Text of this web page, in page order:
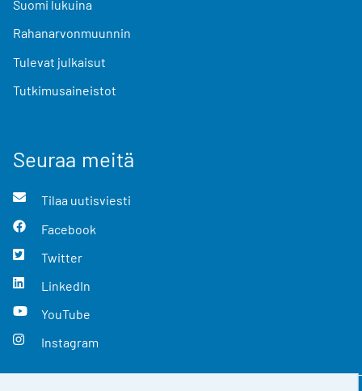
Suomi lukuina
Rahanarvonmuunnin
Tulevat julkaisut
Tutkimusaineistot
Seuraa meitä
Tilaa uutisviesti
Facebook
Twitter
LinkedIn
YouTube
Instagram